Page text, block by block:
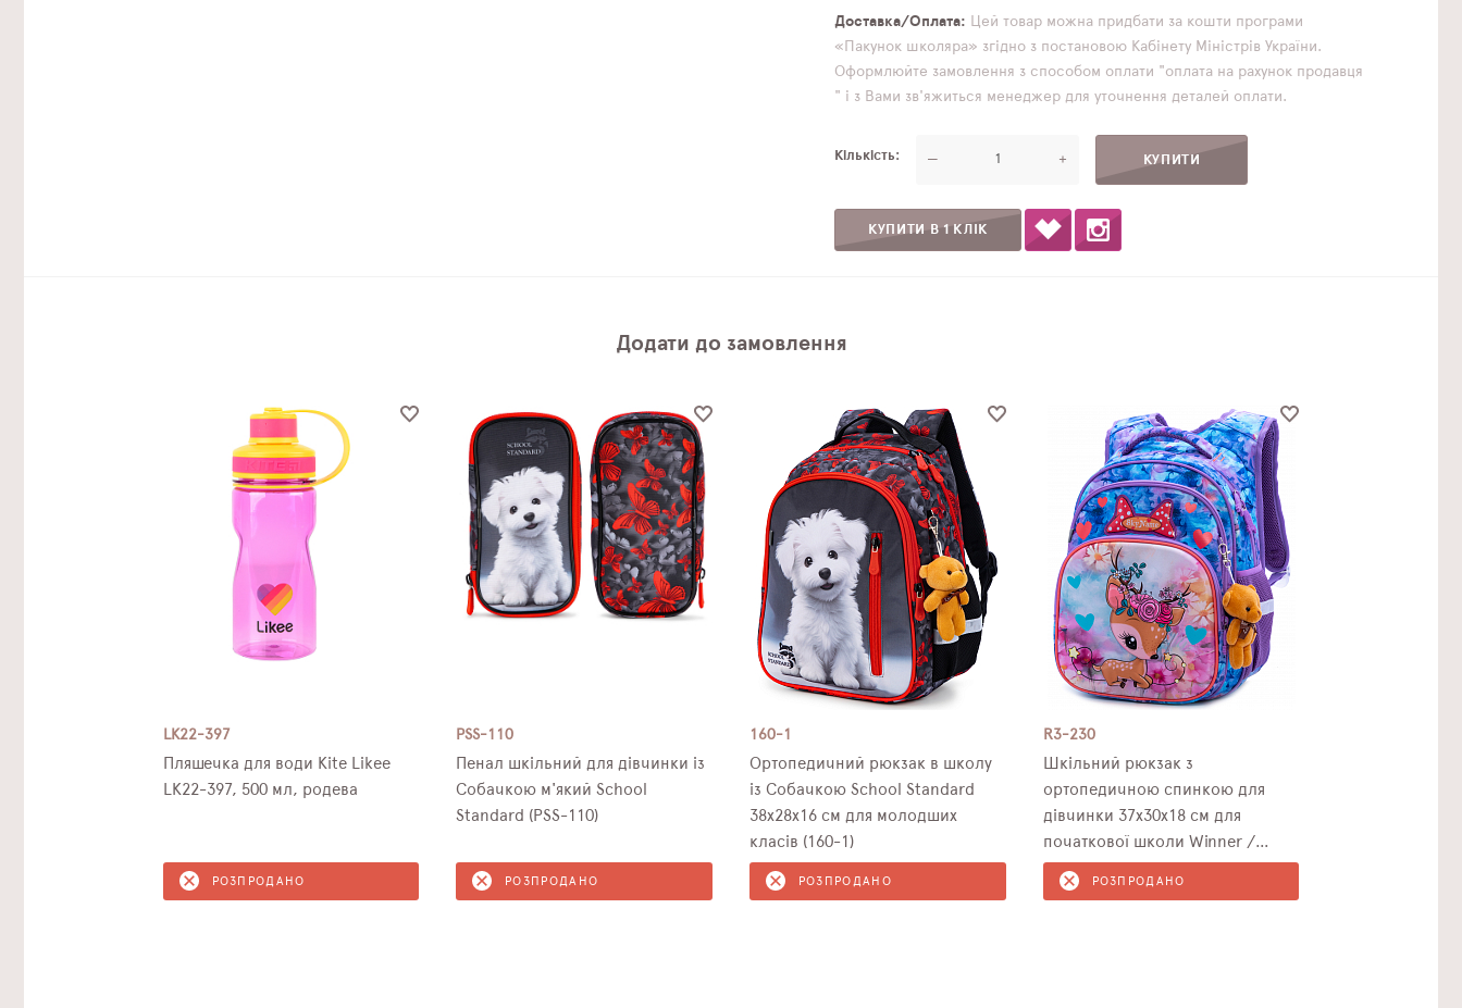
Доставка/Оплата
Цей товар можна придбати за кошти програми
«Пакунок школяра» згідно з постановою Кабінету Міністрів України.
Оформлюйте замовлення з способом оплати "оплата на рахунок продавця
" і з Вами зв'яжиться менеджер для уточнення деталей оплати.
Кількість — +
КУПИТИ В 1 КЛІК
Додати до замовлення
LK22-397
Пляшечка для води Kite Likee
LK22-397, 500 мл, родева
РОЗПРОДАНО
PSS-110
Пенал шкільний для дівчинки із
Собачкою м'який School
Standard (PSS-110)
РОЗПРОДАНО
160-1
Ортопедичний рюкзак в школу
із Собачкою School Standard
38х28х16 см для молодших
класів (160-1)
РОЗПРОДАНО
R3-230
Шкільний рюкзак з
ортопедичною спинкою для
дівчинки 37х30х18 см для
початкової школи Winner /
SkyName R3-230
РОЗПРОДАНО